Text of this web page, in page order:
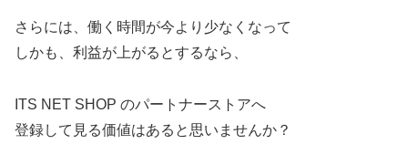
さらには、働く時間が今より少なくなって
しかも、利益が上がるとするなら、
ITS NET SHOP のパートナーストアへ
登録して見る価値はあると思いませんか？